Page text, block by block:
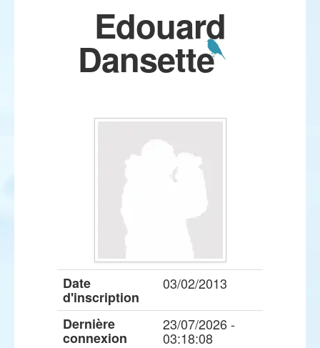
Edouard
Dansette
Date
d'inscription
03/02/2013
Dernière
connexion
23/07/2026 -
03:18:08